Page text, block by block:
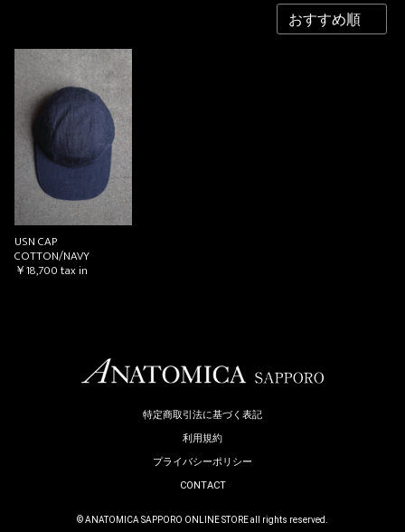
USN CAP
COTTON/NAVY
￥18,700tax in
お買い物を続ける
特定商取引法に基づく表記
利用規約
プライバシーポリシー
CONTACT
© ANATOMICA SAPPORO ONLINE STORE all rights reserved.